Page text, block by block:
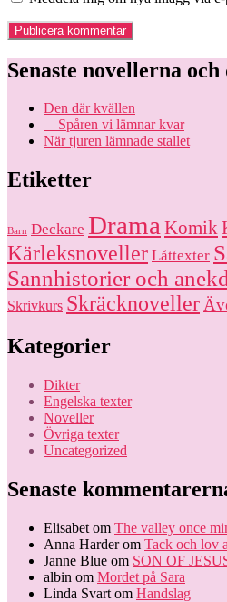
Senaste novellerna
Den där kvällen
Spåren vi lämnar kvar
När tjuren lämnade stallet
Etiketter
Barn Deckare Drama Komik
Kärleksnoveller Låttexter
Sannhistorier och
Skrivkurs Skräcknoveller
Kategorier
Dikter
Engelska texter
Noveller
Övriga texter
Uncategorized
Senaste
Elisabet om The valley once
Anna Harderom Tack och lov
Janne Blue om SON OF
albin om Mordet på Sara
Linda Svart om Handslag